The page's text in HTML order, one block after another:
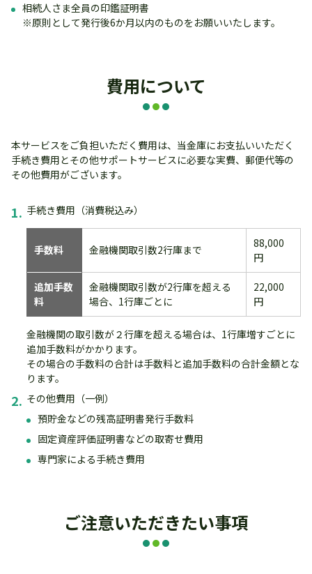
相続人さま全員の印鑑証明書
※原則として発行後6か月以内のものをお願いいたします。
費用について
本サービスをご負担いただく費用は、当金庫にお支払いいただく
手続き費用とその他サポートサービスに必要な実費、郵便代等の
その他費用がございます。
1. 手続き費用（消費税込み）
手数料 金融機関取引数2行庫まで
88,000
円
追加手数
料
金融機関取引数が2行庫を超える
場合、1行庫ごとに
22,000
円
金融機関の取引数が２行庫を超える場合は、1行庫増すごとに
追加手数料がかかります。
その場合の手数料の合計は手数料と追加手数料の合計金額とな
ります。
2. その他費用（一例）
預貯金などの残高証明書発行手数料
固定資産評価証明書などの取寄せ費用
専門家による手続き費用
ご注意いただきたい事項